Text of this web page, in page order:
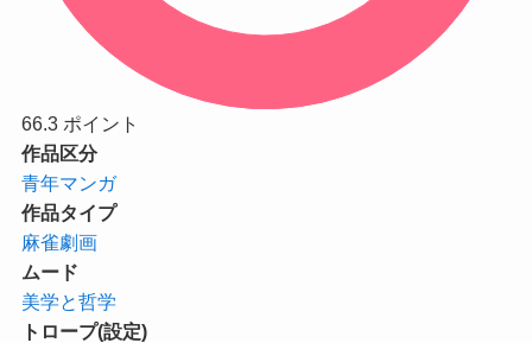
66.3 ポイント
作品区分
青年マンガ
作品タイプ
麻雀劇画
ムード
美学と哲学
トロープ(設定)